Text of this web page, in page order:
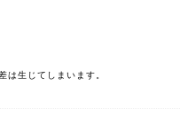
は生じてしまいます。